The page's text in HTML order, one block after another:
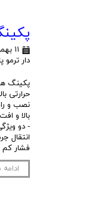
۱۱ بهمن ۹۹
دار ترمو
پکینگ
حرارتی
نصب و
بالا و
- دو
انتقال
فشار کم